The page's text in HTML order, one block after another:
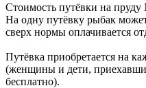
Стоимость путёвки на
На одну путёвку рыбак
сверх нормы оплачивается
Путёвка приобретается на
(женщины и дети,
бесплатно).